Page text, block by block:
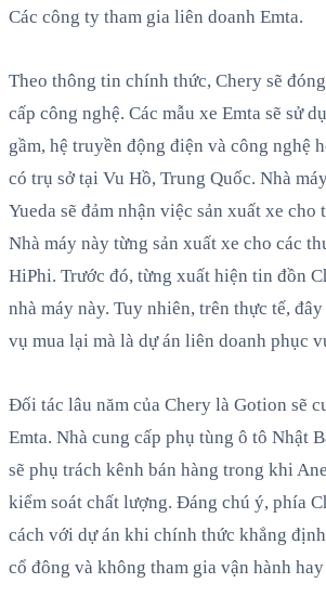
Các công ty tham gia liên doanh Emta.
Theo thông tin chính thức, Chery sẽ
cấp công nghệ. Các mẫu xe Emta sẽ sử
gầm, hệ truyền động điện và công nghệ
có trụ sở tại Vu Hồ, Trung Quốc. Nhà
Yueda sẽ đảm nhận việc sản xuất xe cho
Nhà máy này từng sản xuất xe cho các
HiPhi. Trước đó, từng xuất hiện tin đồn
nhà máy này. Tuy nhiên, trên thực tế,
vụ mua lại mà là dự án liên doanh phục
Đối tác lâu năm của Chery là Gotion sẽ
Emta. Nhà cung cấp phụ tùng ô tô Nhật
sẽ phụ trách kênh bán hàng trong khi
kiểm soát chất lượng. Đáng chú ý, phía
cách với dự án khi chính thức khẳng
cổ đông và không tham gia vận hành